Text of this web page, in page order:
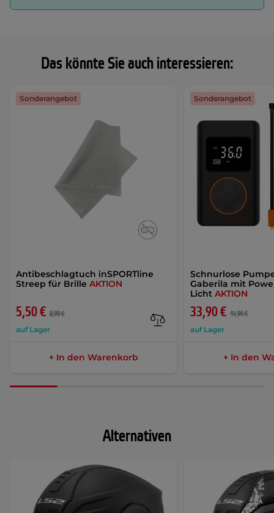
Das könnte Sie auch interessieren:
Antibeschlagtuch inSPORTline
Streep für Brille AKTION
5,50 € 8,90 €
auf Lager
Sonderangebot
+ In den Warenkorb
Schnurlose
Gaberila mit
LichtAKTION
33,90 € 41,90 €
auf Lager
Sonderangebot
+ In den
Alternativen